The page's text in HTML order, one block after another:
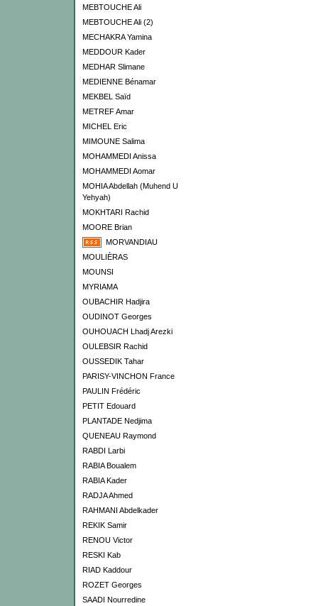
MEBTOUCHE Ali
MEBTOUCHE Ali (2)
MECHAKRA Yamina
MEDDOUR Kader
MEDHAR Slimane
MEDIENNE Bénamar
MEKBEL Saïd
METREF Amar
MICHEL Eric
MIMOUNE Salima
MOHAMMEDI Anissa
MOHAMMEDI Aomar
MOHIA Abdellah (Muhend U
Yehyah)
MOKHTARI Rachid
MOORE Brian
MORVANDIAU
MOULIÈRAS
MOUNSI
MYRIAMA
OUBACHIR Hadjira
OUDINOT Georges
OUHOUACH Lhadj Arezki
OULEBSIR Rachid
OUSSEDIK Tahar
PARISY-VINCHON France
PAULIN Frédéric
PETIT Edouard
PLANTADE Nedjima
QUENEAU Raymond
RABDI Larbi
RABIA Boualem
RABIA Kader
RADJA Ahmed
RAHMANI Abdelkader
REKIK Samir
RENOU Victor
RESKI Kab
RIAD Kaddour
ROZET Georges
SAADI Nourredine